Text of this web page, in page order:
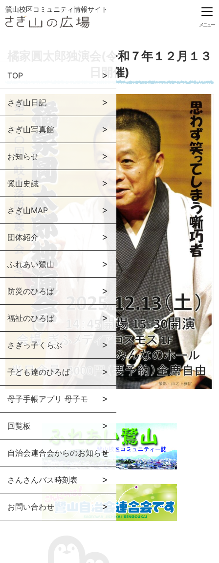
鷺山校区コミュニティ情報サイト
メニュー
TOP
さぎ山日記
さぎ山写真館
お知らせ
鷺山史誌
さぎ山MAP
団体紹介
ふれあい鷺山
防災のひろば
福祉のひろば
さぎっ子くらぶ
子ども達のひろば
母子手帳アプリ 母子モ
回覧板
自治会連合会からのお知らせ
さんさんバス時刻表
お問い合わせ
橘家圓太郎独演会(令和７年１２月１３
日開催)